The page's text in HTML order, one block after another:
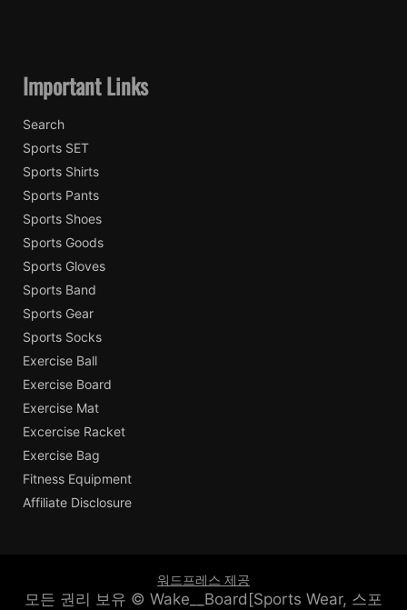
Important Links
Search
Sports SET
Sports Shirts
Sports Pants
Sports Shoes
Sports Goods
Sports Gloves
Sports Band
Sports Gear
Sports Socks
Exercise Ball
Exercise Board
Exercise Mat
Excercise Racket
Exercise Bag
Fitness Equipment
Affiliate Disclosure
워드프레스 제공
모든 권리 보유 © Wake__Board[Sports Wear, 스포